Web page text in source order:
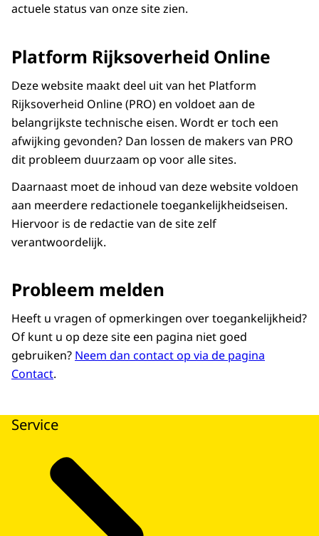
actuele status van onze site zien.
Platform Rijksoverheid Online
Deze website maakt deel uit van het Platform
Rijksoverheid Online (PRO) en voldoet aan de
belangrijkste technische eisen. Wordt er toch een
afwijking gevonden? Dan lossen de makers van PRO
dit probleem duurzaam op voor alle sites.
Daarnaast moet de inhoud van deze website voldoen
aan meerdere redactionele toegankelijkheidseisen.
Hiervoor is de redactie van de site zelf
verantwoordelijk.
Probleem melden
Heeft u vragen of opmerkingen over toegankelijkheid?
Of kunt u op deze site een pagina niet goed
gebruiken? Neem dan contact op via de pagina
Contact.
Service